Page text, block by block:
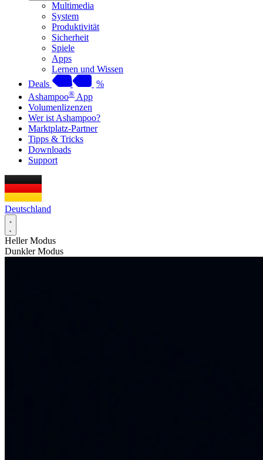
Multimedia
System
Produktivität
Sicherheit
Spiele
Apps
Lernen und Wissen
Deals
%
Ashampoo® App
Volumenlizenzen
Wer ist Ashampoo?
Marktplatz-Partner
Tipps & Tricks
Downloads
Support
Deutschland
Heller Modus
Dunkler Modus